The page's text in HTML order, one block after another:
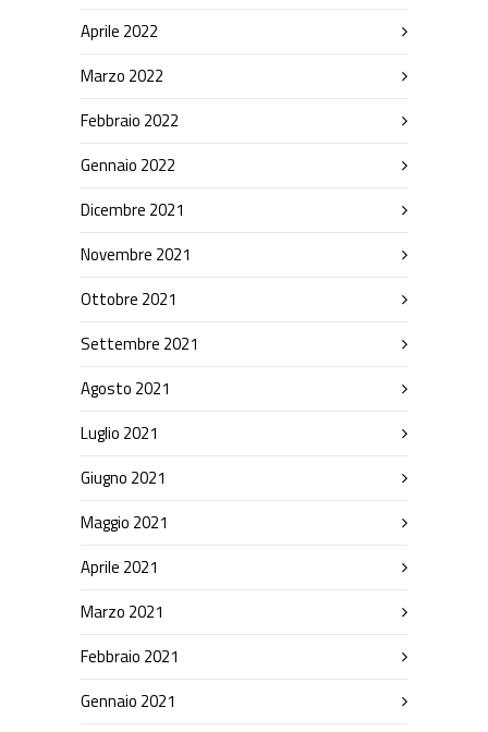
Aprile 2022
Marzo 2022
Febbraio 2022
Gennaio 2022
Dicembre 2021
Novembre 2021
Ottobre 2021
Settembre 2021
Agosto 2021
Luglio 2021
Giugno 2021
Maggio 2021
Aprile 2021
Marzo 2021
Febbraio 2021
Gennaio 2021